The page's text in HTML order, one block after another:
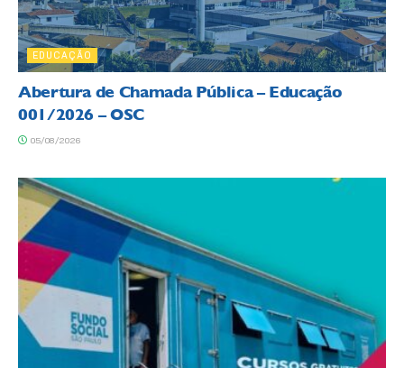
EDUCAÇÃO
Abertura de Chamada Pública – Educação
001/2026 – OSC
05/08/2026